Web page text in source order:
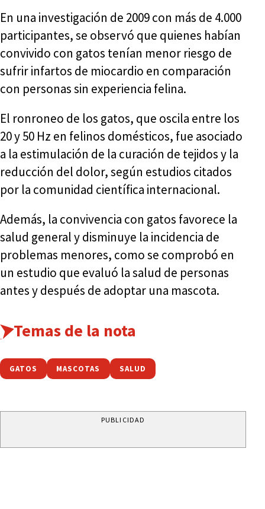
En una investigación de 2009 con más de 4.000
participantes, se observó que quienes habían
convivido con gatos tenían menor riesgo de
sufrir infartos de miocardio en comparación
con personas sin experiencia felina.
El ronroneo de los gatos, que oscila entre los
20 y 50 Hz en felinos domésticos, fue asociado
a la estimulación de la curación de tejidos y la
reducción del dolor, según estudios citados
por la comunidad científica internacional.
Además, la convivencia con gatos favorece la
salud general y disminuye la incidencia de
problemas menores, como se comprobó en
un estudio que evaluó la salud de personas
antes y después de adoptar una mascota.
Temas de la nota
GATOS MASCOTAS SALUD
PUBLICIDAD